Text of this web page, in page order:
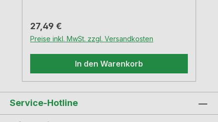
Regulärer Preis:
27,49 €
Preise inkl. MwSt. zzgl. Versandkosten
In den Warenkorb
Service-Hotline